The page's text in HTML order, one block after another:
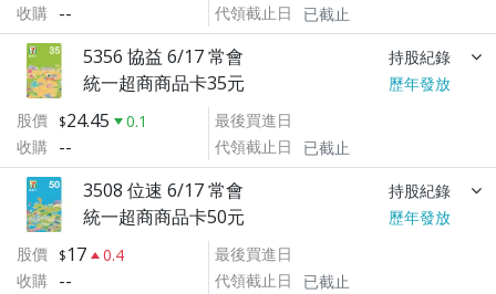
收購 --
代領截止日
已截止
5356 協益 6/17 常會 持股紀錄
統一超商商品卡35元
歷年發放
股價
24.45
0.1
收購 --
最後買進日
代領截止日
已截止
3508 位速 6/17 常會 持股紀錄
統一超商商品卡50元
歷年發放
股價
17
0.4
收購 --
最後買進日
代領截止日
已截止